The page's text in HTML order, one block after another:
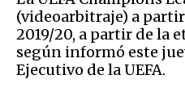
(videoarbitraje) a
2019/20, a partir de la
según informó este
Ejecutivo de la UEFA.